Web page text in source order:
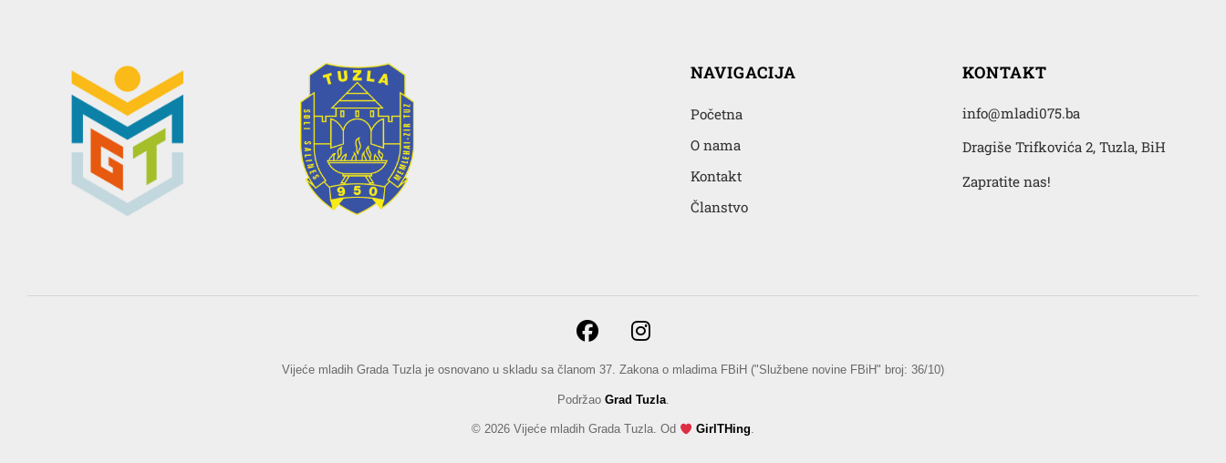
NAVIGACIJA
Početna
O nama
Kontakt
Članstvo
KONTAKT
info@mladi075.ba
Dragiše Trifkovića 2, Tuzla, BiH
Zapratite nas!
Vijeće mladih Grada Tuzla je osnovano u skladu sa članom 37. Zakona o mladima FBiH ("Službene novine FBiH" broj: 36/10)
Podržao Grad Tuzla.
© 2026 Vijeće mladih Grada Tuzla. Od GirlTHing.